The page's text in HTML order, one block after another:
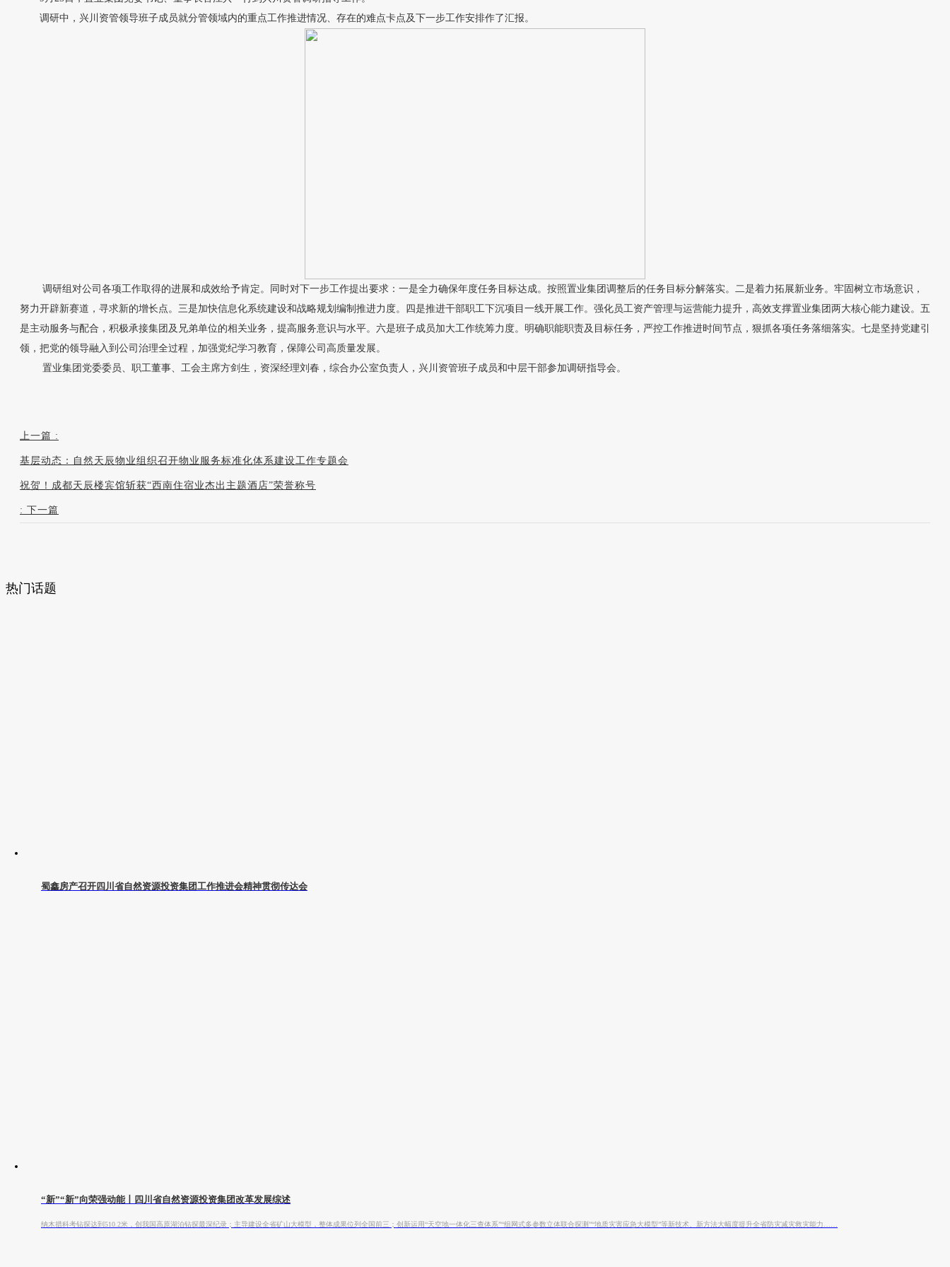
调研中，兴川资管领导班子成员就分管领域内的重点工作推进情况、存在的难点卡点及下一步工作安排作了汇报。
调研组对公司各项工作取得的进展和成效给予肯定。同时对下一步工作提出要求：一是全力确保年度任务目标达成。按照置业集团调整后的任务目标分解落实。二是着力拓展新业务。牢固树立市场意识，
努力开辟新赛道，寻求新的增长点。三是加快信息化系统建设和战略规划编制推进力度。四是推进干部职工下沉项目一线开展工作。强化员工资产管理与运营能力提升，高效支撑置业集团两大核心能力建设。五
是主动服务与配合，积极承接集团及兄弟单位的相关业务，提高服务意识与水平。六是班子成员加大工作统筹力度。明确职能职责及目标任务，严控工作推进时间节点，狠抓各项任务落细落实。七是坚持党建引
领，把党的领导融入到公司治理全过程，加强党纪学习教育，保障公司高质量发展。
置业集团党委委员、职工董事、工会主席方剑生，资深经理刘春，综合办公室负责人，兴川资管班子成员和中层干部参加调研指导会。
上一篇 :
基层动态：自然天辰物业组织召开物业服务标准化体系建设工作专题会
祝贺！成都天辰楼宾馆斩获“西南住宿业杰出主题酒店”荣誉称号
: 下一篇
热门话题
蜀鑫房产召开四川省自然资源投资集团工作推进会精神贯彻传达会
“新”“新”向荣强动能丨四川省自然资源投资集团改革发展综述
纳木措科考钻探达到510.2米，创我国高原湖泊钻探最深纪录；主导建设全省矿山大模型，整体成果位列全国前三；创新运用“天空地一体化三查体系”“组网式多参数立体联合探测”“地质灾害应急大模型”等新技术、新方法大幅度提升全省防灾减灾救灾能力……